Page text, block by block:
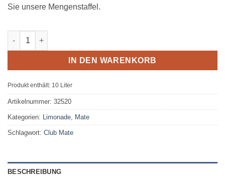
Sie unsere Mengenstaffel.
IN DEN WARENKORB
Produkt enthält: 10 Liter
Artikelnummer: 32520
Kategorien: Limonade Mate
Schlagwort: Club Mate
BESCHREIBUNG